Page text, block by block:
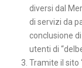
diversi dal
di servizi da
conclusione
utenti di
Tramite il sito